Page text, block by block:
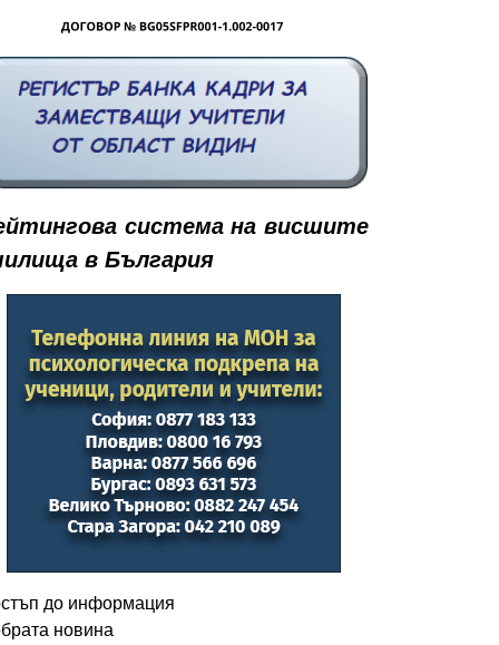
система на висшите
в България
до информация
новина